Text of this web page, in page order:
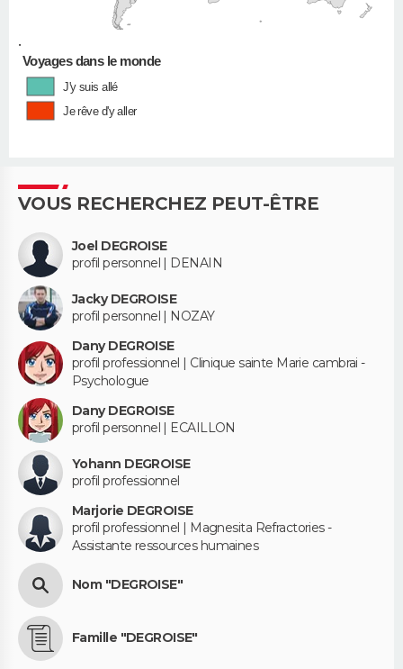
•
Voyages dans le monde
J'y suis allé
Je rêve d'y aller
VOUS RECHERCHEZ PEUT-ÊTRE
Joel DEGROISE
profil personnel | DENAIN
Jacky DEGROISE
profil personnel | NOZAY
Dany DEGROISE
profil professionnel | Clinique sainte Marie cambrai -
Psychologue
Dany DEGROISE
profil personnel | ECAILLON
Yohann DEGROISE
profil professionnel
Marjorie DEGROISE
profil professionnel | Magnesita Refractories -
Assistante ressources humaines
Nom "DEGROISE"
Famille "DEGROISE"